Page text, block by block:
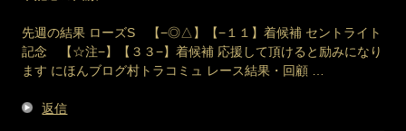
先週の結果 ローズS 【−◎△】【−１１】着候補 セントライト
記念 【☆注−】【３３−】着候補 応援して頂けると励みになり
ます にほんブログ村トラコミュ レース結果・回顧 …
返信